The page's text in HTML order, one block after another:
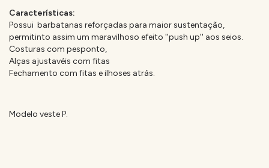
Características:
Possui barbatanas reforçadas para maior sustentação,
permitinto assim um maravilhoso efeito ''push up'' aos seios.
Costuras com pesponto,
Alças ajustavéis com fitas
Fechamento com fitas e ilhoses atrás.
Modelo veste P.